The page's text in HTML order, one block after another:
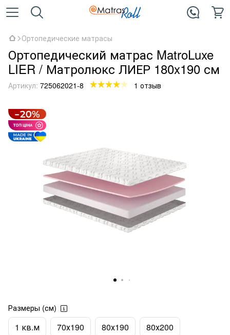
Ортопедические матрасы
Ортопедический матрас MatroLuxe
LIER / Матролюкс ЛИЕР 180x190 см
Артикул: 725062021-8 1 отзыв
Размеры (см)
1 кв.м 70х190 80х190 80х200